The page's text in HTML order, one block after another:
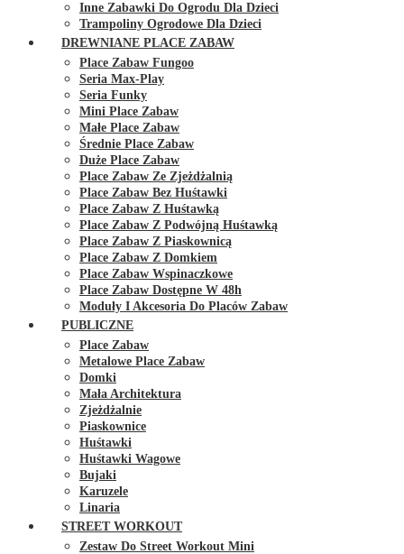
Inne Zabawki Do Ogrodu Dla Dzieci
Trampoliny Ogrodowe Dla Dzieci
DREWNIANE PLACE ZABAW
Place Zabaw Fungoo
Seria Max-Play
Seria Funky
Mini Place Zabaw
Małe Place Zabaw
Średnie Place Zabaw
Duże Place Zabaw
Place Zabaw Ze Zjeżdżalnią
Place Zabaw Bez Huśtawki
Place Zabaw Z Huśtawką
Place Zabaw Z Podwójną Huśtawką
Place Zabaw Z Piaskownicą
Place Zabaw Z Domkiem
Place Zabaw Wspinaczkowe
Place Zabaw Dostępne W 48h
Moduły I Akcesoria Do Placów Zabaw
PUBLICZNE
Place Zabaw
Metalowe Place Zabaw
Domki
Mała Architektura
Zjeżdżalnie
Piaskownice
Huśtawki
Huśtawki Wagowe
Bujaki
Karuzele
Linaria
STREET WORKOUT
Zestaw Do Street Workout Mini